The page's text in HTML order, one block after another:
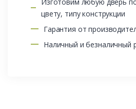
цвету, типу конструкции
Гарантия от
Наличный и безналичный